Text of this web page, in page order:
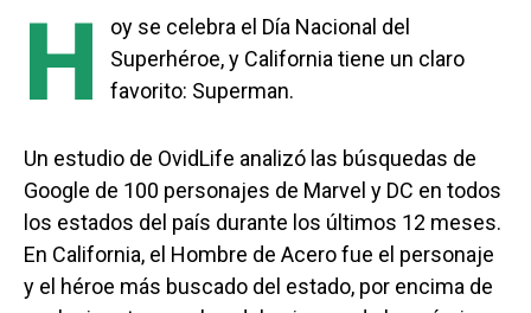
H
oy se celebra el Día Nacional del
Superhéroe, y California tiene un claro
favorito: Superman.
Un estudio de OvidLife analizó las búsquedas de
Google de 100 personajes de Marvel y DC en todos
los estados del país durante los últimos 12 meses.
En California, el Hombre de Acero fue el personaje
y el héroe más buscado del estado, por encima de